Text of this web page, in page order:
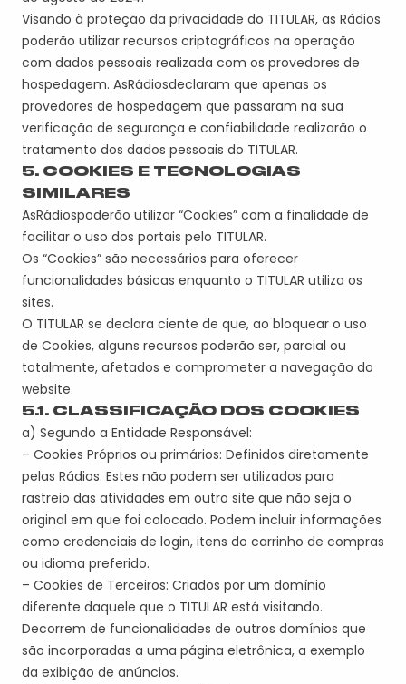
Visando à proteção da privacidade do TITULAR, as Rádios
poderão utilizar recursos criptográficos na operação
com dados pessoais realizada com os provedores de
hospedagem. AsRádiosdeclaram que apenas os
provedores de hospedagem que passaram na sua
verificação de segurança e confiabilidade realizarão o
tratamento dos dados pessoais do TITULAR.
5. COOKIES E TECNOLOGIAS
SIMILARES
AsRádiospoderão utilizar “Cookies” com a finalidade de
facilitar o uso dos portais pelo TITULAR.
Os “Cookies” são necessários para oferecer
funcionalidades básicas enquanto o TITULAR utiliza os
sites.
O TITULAR se declara ciente de que, ao bloquear o uso
de Cookies, alguns recursos poderão ser, parcial ou
totalmente, afetados e comprometer a navegação do
website.
5.1. CLASSIFICAÇÃO DOS COOKIES
a) Segundo a Entidade Responsável:
– Cookies Próprios ou primários: Definidos diretamente
pelas Rádios. Estes não podem ser utilizados para
rastreio das atividades em outro site que não seja o
original em que foi colocado. Podem incluir informações
como credenciais de login, itens do carrinho de compras
ou idioma preferido.
– Cookies de Terceiros: Criados por um domínio
diferente daquele que o TITULAR está visitando.
Decorrem de funcionalidades de outros domínios que
são incorporadas a uma página eletrônica, a exemplo
da exibição de anúncios.